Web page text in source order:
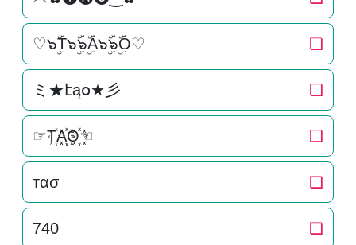
♡๖ۣۜT๖ۣۜ๖ۣۜA๖ۣۜ๖ۣۜO♡ ❏
ミ★էąօ★彡 ❏
☞T꙰A꙰꙰O꙰꙰☜ ❏
тασ ❏
740 ❏